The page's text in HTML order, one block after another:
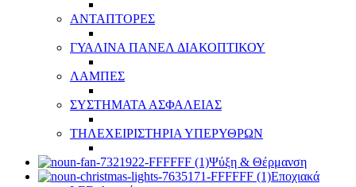
ΑΝΤΑΠΤΟΡΕΣ
ΓΥΑΛΙΝΑ ΠΑΝΕΛ ΔΙΑΚΟΠΤΙΚΟΥ
ΛΑΜΠΕΣ
ΣΥΣΤΗΜΑΤΑ ΑΣΦΑΛΕΙΑΣ
ΤΗΛΕΧΕΙΡΙΣΤΗΡΙΑ ΥΠΕΡΥΘΡΩΝ
Ψύξη & Θέρμανση
Εποχιακά